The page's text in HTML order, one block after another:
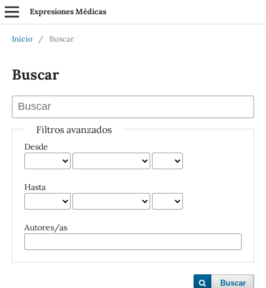
Expresiones Médicas
Inicio / Buscar
Buscar
Filtros avanzados
Desde
Hasta
Autores/as
Buscar